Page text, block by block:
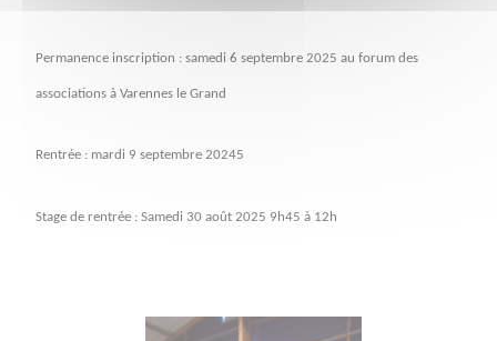
Permanence inscription : samedi 6 septembre 2025 au forum des
associations à Varennes le Grand
Rentrée : mardi 9 septembre 20245
Stage de rentrée : Samedi 30 août 2025 9h45 à 12h